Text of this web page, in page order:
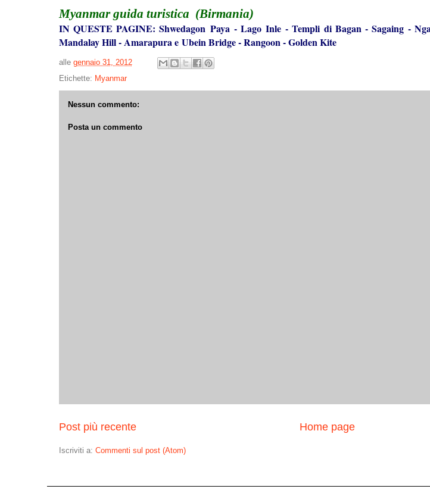
Myanmarguida turistica (Birmania)
IN QUESTE PAGINE:Shwedagon Paya-Lago Inle - Templi di Bagan-Sagaing -
Mandalay Hill-Amarapura e Ubein Bridge-Rangoon-Golden Kite
alle gennaio 31, 2012
Etichette: Myanmar
Nessun commento:
Posta un commento
Post più recente Home page
Iscriviti a: Commenti sul post (Atom)